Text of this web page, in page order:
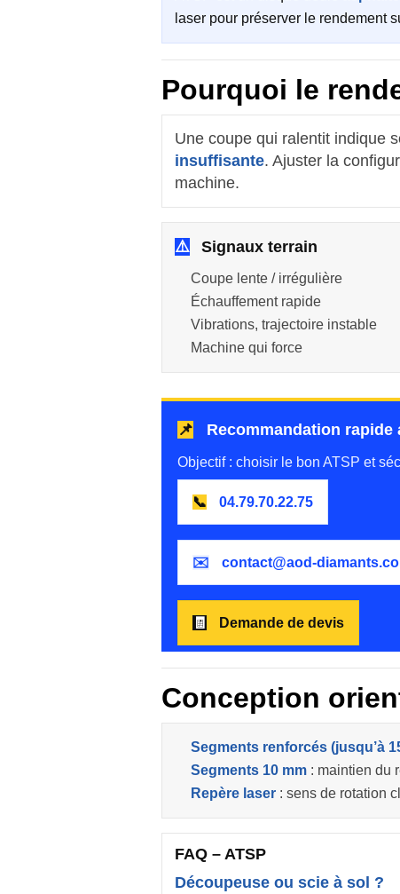
laser pour préserver le rendement
Pourquoi le
Une coupe qui ralentit indique
insuffisante. Ajuster la
machine.
⚠️ Signaux terrain
Coupe lente / irrégulière
Échauffement rapide
Vibrations, trajectoire instable
Machine qui force
📌 Recommandation rapide
Objectif : choisir le bon ATSP et
📞 04.79.70.22.75
✉️ contact@aod-
🧾 Demande de devis
Conception
Segments renforcés (jusqu’à
Segments 10 mm : maintien du
Repère laser : sens de rotation
FAQ – ATSP
Découpeuse ou scie à sol ?